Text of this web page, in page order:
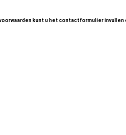
kunt u het contactformulier